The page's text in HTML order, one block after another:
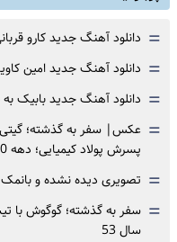
= دانلود آهنگ جدید کارو
= دانلود آهنگ جدید امین
= دانلود آهنگ جدید بابیک به
= عکس| سفر به گذشته؛ گیتی
پسرش پولاد کیمیایی؛ دهه 60
= تصویری دیده نشده و
=
سال 53